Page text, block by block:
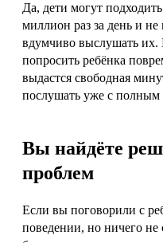
Да, дети могут
миллион раз за день и не
вдумчиво выслушать их.
попросить ребёнка
выдастся свободная
послушать уже с
Вы найдёте
проблем
Если вы поговорили с
поведении, но ничего не